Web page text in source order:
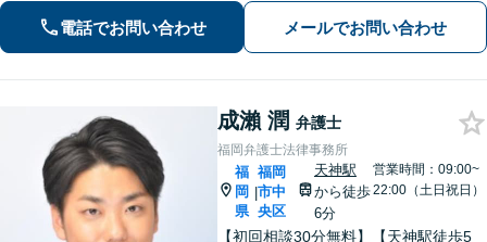
す」「インターネット：掲示板やSN
S、ブログでの誹謗中傷に対する削除請
求・発信者情報開示請求に豊富な経験
あり」
電話でお問い合わせ メールでお問い合わせ
成瀨 潤 弁護士
福岡弁護士法律事務所
福
岡
県
|
福岡
市中
央区
天神駅
から徒歩
6分
営業時間：09:00~
22:00（土日祝日）
【初回相談30分無料】【天神駅徒歩5